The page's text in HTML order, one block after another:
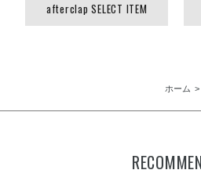
afterclap SELECT ITEM
ホーム